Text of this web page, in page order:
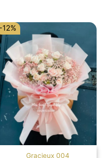
-12%
Gracieux 004